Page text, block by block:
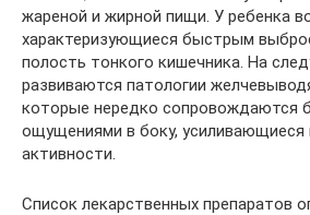
жареной и жирной пищи. У ребенка
характеризующиеся быстрым
полость тонкого кишечника. На
развиваются патологии
которые нередко сопровождаются
ощущениями в боку, усиливающиеся
активности.
Список лекарственных препаратов